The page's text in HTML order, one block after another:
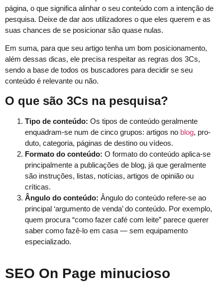
pági­na, o que sig­nifi­ca alin­har o seu con­teú­do com a intenção de
pesquisa. Deixe de dar aos uti­lizadores o que eles querem e as
suas chances de se posi­cionar são quase nulas.
Em suma, para que seu artigo tenha um bom posicionamento,
além dessas dicas, ele precisa respeitar as regras dos 3Cs,
sendo a base de todos os buscadores para decidir se seu
conteúdo é relevante ou não.
O que são 3Cs na pesquisa?
Tipo de conteúdo: Os tipos de con­teú­do geral­mente
enquadram-se num de cin­co gru­pos: arti­gos no blog, pro­
du­to, cat­e­go­ria, pági­nas de des­ti­no ou vídeos.
For­ma­to do conteúdo: O for­ma­to do con­teú­do apli­ca-se
prin­ci­pal­mente a pub­li­cações de blog, já que geral­mente
são instruções, lis­tas, notí­cias, arti­gos de opinião ou
críticas.
Ângu­lo do conteúdo: Ângu­lo do con­teú­do ref­ere-se ao
prin­ci­pal ‘argu­men­to de ven­da’ do con­teú­do. Por exem­p­lo,
quem procu­ra “como faz­er café com leite” parece quer­er
saber como fazê-lo em casa — sem equipa­men­to
especializado.
SEO On Page minucioso